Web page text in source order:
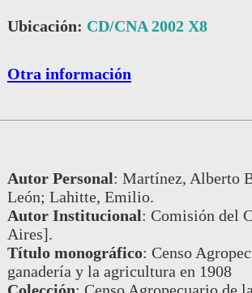
Ubicación: CD/CNA 2002 X8
Otra información
Autor Personal: Martínez, Alberto
León; Lahitte, Emilio.
Autor Institucional: Comisión del
Aires].
Título monográfico: Censo
ganadería y la agricultura en 1908